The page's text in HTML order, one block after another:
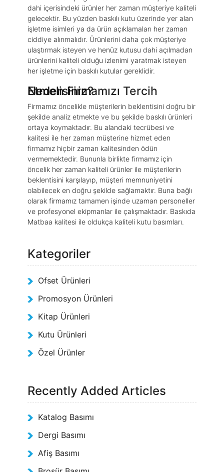
dahi içerisindeki ürünler her zaman müşteriye kaliteli
gelecektir. Bu yüzden baskılı kutu üzerinde yer alan
işletme isimleri ya da ürün açıklamaları her zaman
ciddiye alınmalıdır. Ürünlerini daha çok müşteriye
ulaştırmak isteyen ve henüz kutusu dahi açılmadan
ürünlerini kaliteli olduğu izlenimi yaratmak isteyen
her işletme için baskılı kutular gereklidir.
Neden Firmamızı Tercih Etmelisiniz?
Firmamız öncelikle müşterilerin beklentisini doğru bir
şekilde analiz etmekte ve bu şekilde baskılı ürünleri
ortaya koymaktadır. Bu alandaki tecrübesi ve
kalitesi ile her zaman müşterine hizmet eden
firmamız hiçbir zaman kalitesinden ödün
vermemektedir. Bununla birlikte firmamız için
öncelik her zaman kaliteli ürünler ile müşterilerin
beklentisini karşılayıp, müşteri memnuniyetini
olabilecek en doğru şekilde sağlamaktır. Buna bağlı
olarak firmamız tamamen işinde uzaman personeller
ve profesyonel ekipmanlar ile çalışmaktadır. Baskıda
Matbaa kalitesi ile oldukça kaliteli kutu basımları.
Kategoriler
Ofset Ürünleri
Promosyon Ürünleri
Kitap Ürünleri
Kutu Ürünleri
Özel Ürünler
Recently Added Articles
Katalog Basımı
Dergi Basımı
Afiş Basımı